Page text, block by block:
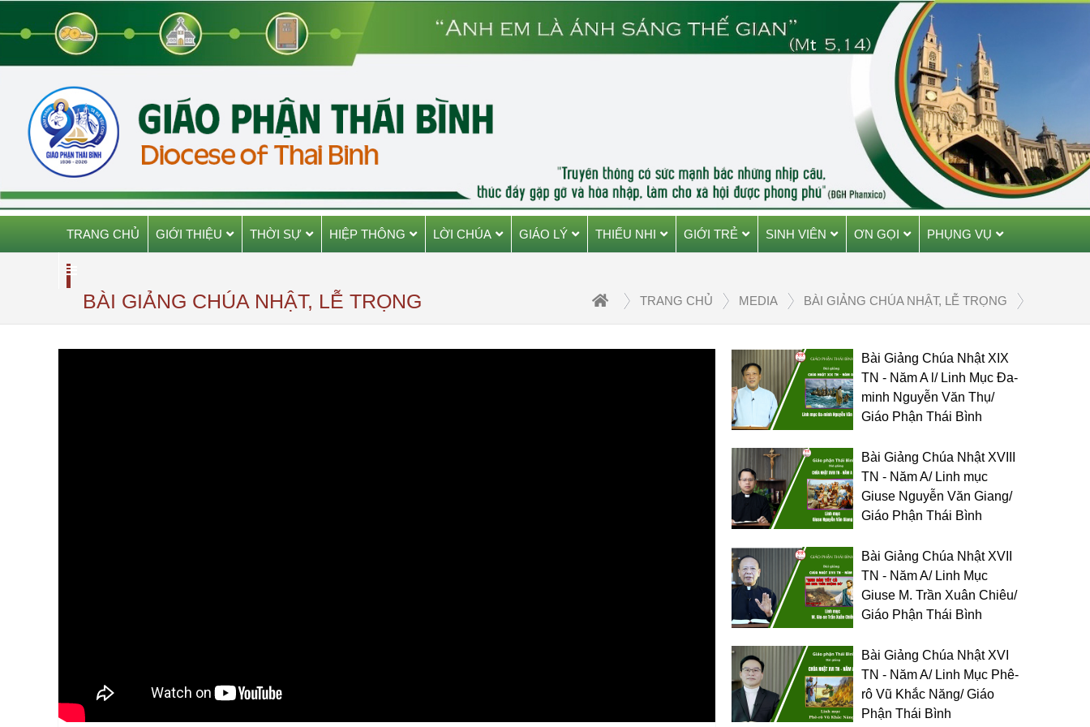
TRANG CHỦ GIỚI THIỆU THỜI SỰ HIỆP THÔNG LỜI CHÚA GIÁO LÝ THIẾU NHI GIỚI TRẺ SINH VIÊN ƠN GỌI PHỤNG VỤ
BÀI GIẢNG CHÚA NHẬT, LỄ TRỌNG TRANG CHỦ MEDIA BÀI GIẢNG CHÚA NHẬT, LỄ TRỌNG
Bài Giảng Chúa Nhật XIX
TN - Năm A l/ Linh Mục Đa-
minh Nguyễn Văn Thụ/
Giáo Phận Thái Bình
Bài Giảng Chúa Nhật XVIII
TN - Năm A/ Linh mục
Giuse Nguyễn Văn Giang/
Giáo Phận Thái Bình
Bài Giảng Chúa Nhật XVII
TN - Năm A/ Linh Mục
Giuse M. Trần Xuân Chiêu/
Giáo Phận Thái Bình
Bài Giảng Chúa Nhật XVI
TN - Năm A/ Linh Mục Phê-
rô Vũ Khắc Năng/ Giáo
Phận Thái Bình